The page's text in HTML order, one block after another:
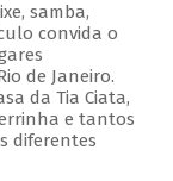
samba,
convida o
de Janeiro.
da Tia Ciata,
e tantos
diferentes